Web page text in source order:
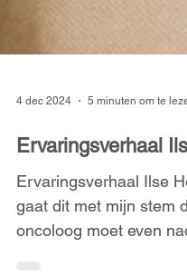
4 dec 2024 5 minuten om te
Ervaringsverhaal
Ervaringsverhaal Ilse
gaat dit met mijn stem